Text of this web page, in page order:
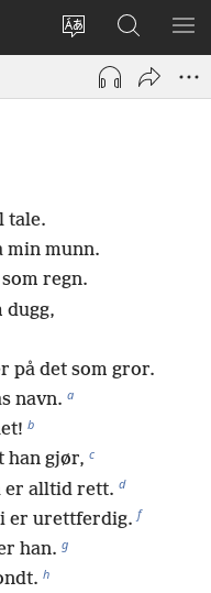
Endre
språk
Logg
inn
(åpner
Søk
på
JW.ORG
VIS
tale.
min munn.
regn.
dugg,
på det som gror.
navn. a
b
han gjør, c
er alltid rett. d
er urettferdig. f
han. g
h